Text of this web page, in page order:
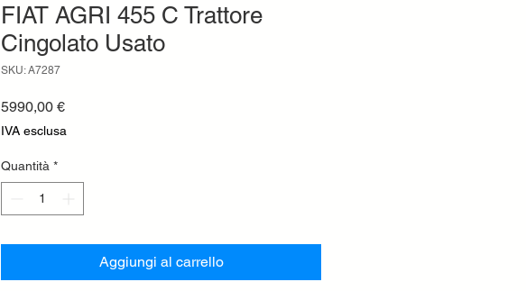
FIAT AGRI 455 C Trattore
Cingolato Usato
SKU: A7287
5990,00 €Prezzo
IVA esclusa
Quantità *
Aggiungi al carrello